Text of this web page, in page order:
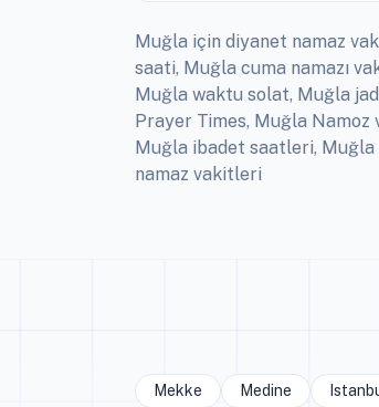
Muğla için diyanet namaz
saati, Muğla cuma namazı
Muğla waktu solat, Muğla
Prayer Times, Muğla Namoz
Muğla ibadet saatleri, Muğla
namaz vakitleri
Mekke Medine